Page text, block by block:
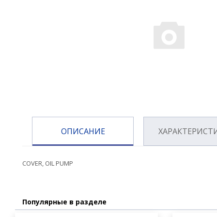
ОПИСАНИЕ
COVER, OIL PUMP
Популярные в разделе